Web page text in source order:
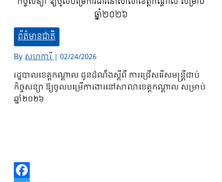
ព័ត៌មានជាតិ
Byសហការី| 02/24/2026
រដ្ឋបាលខេត្តកណ្តាល ជូនដំណឹងស្តីពី ការជ្រើសរើសមន្ត្រីជាប់
កិច្ចសន្យា ឱ្យចូលបម្រើការងារនៅសាលាខេត្តកណ្តាល សម្រាប់
ឆ្នាំ២០២៦